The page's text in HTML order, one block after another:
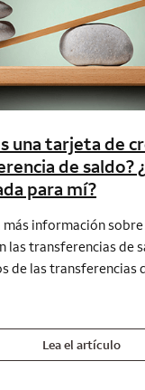
una tarjeta de
de saldo?
para mí?
información
las transferencias de
de las transferencias
Lea el artículo